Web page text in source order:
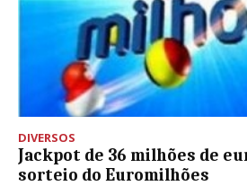
DIVERSOS
Jackpot de 36 milhões de
sorteio do Euromilhões